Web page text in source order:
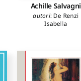
Achille Salvagni
autori: De Renzi
Isabella